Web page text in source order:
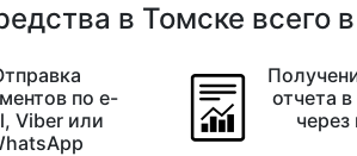
в Томске всего
по e-
Viber или
отчета
через